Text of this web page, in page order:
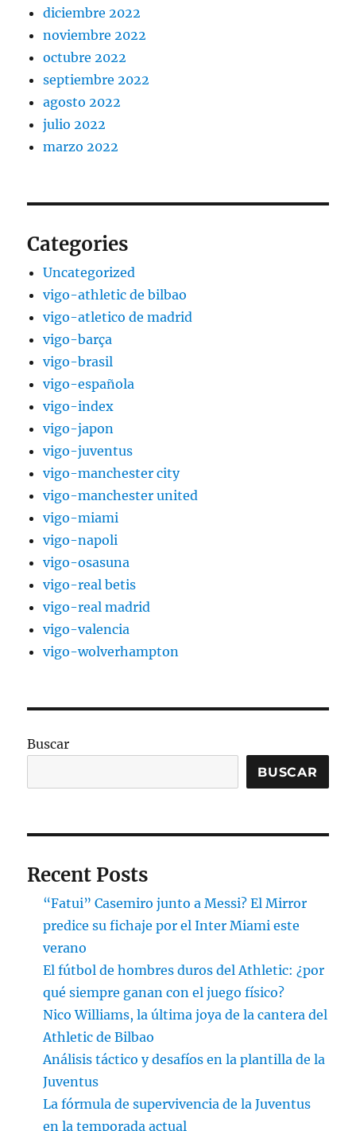
diciembre 2022
noviembre 2022
octubre 2022
septiembre 2022
agosto 2022
julio 2022
marzo 2022
Categories
Uncategorized
vigo-athletic de bilbao
vigo-atletico de madrid
vigo-barça
vigo-brasil
vigo-española
vigo-index
vigo-japon
vigo-juventus
vigo-manchester city
vigo-manchester united
vigo-miami
vigo-napoli
vigo-osasuna
vigo-real betis
vigo-real madrid
vigo-valencia
vigo-wolverhampton
Buscar
BUSCAR
Recent Posts
“Fatui” Casemiro junto a Messi? El Mirror
predice su fichaje por el Inter Miami este
verano
El fútbol de hombres duros del Athletic: ¿por
qué siempre ganan con el juego físico?
Nico Williams, la última joya de la cantera del
Athletic de Bilbao
Análisis táctico y desafíos en la plantilla de la
Juventus
La fórmula de supervivencia de la Juventus
en la temporada actual